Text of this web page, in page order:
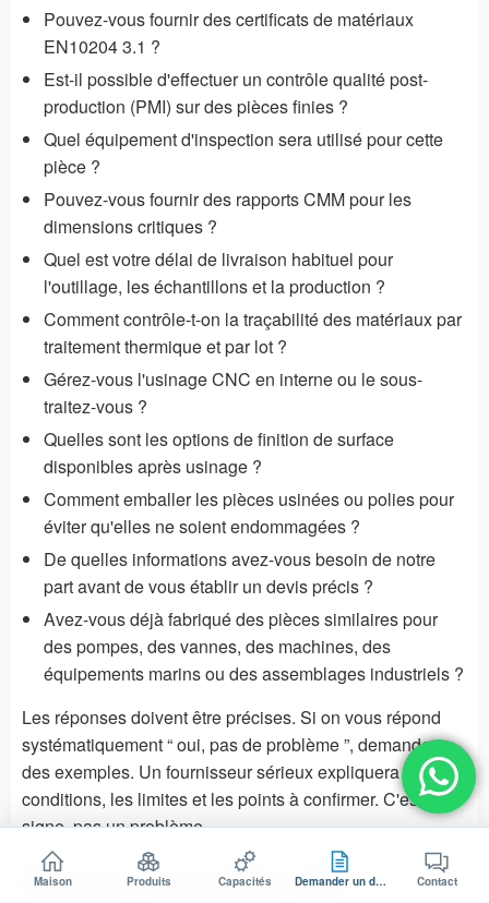
Pouvez-vous fournir des certificats de matériaux
EN10204 3.1 ?
Est-il possible d'effectuer un contrôle qualité post-
production (PMI) sur des pièces finies ?
Quel équipement d'inspection sera utilisé pour cette
pièce ?
Pouvez-vous fournir des rapports CMM pour les
dimensions critiques ?
Quel est votre délai de livraison habituel pour
l'outillage, les échantillons et la production ?
Comment contrôle-t-on la traçabilité des matériaux par
traitement thermique et par lot ?
Gérez-vous l'usinage CNC en interne ou le sous-
traitez-vous ?
Quelles sont les options de finition de surface
disponibles après usinage ?
Comment emballer les pièces usinées ou polies pour
éviter qu'elles ne soient endommagées ?
De quelles informations avez-vous besoin de notre
part avant de vous établir un devis précis ?
Avez-vous déjà fabriqué des pièces similaires pour
des pompes, des vannes, des machines, des
équipements marins ou des assemblages industriels ?
Les réponses doivent être précises. Si on vous répond
systématiquement “ oui, pas de problème ”, demandez
des exemples. Un fournisseur sérieux expliquera les
conditions, les limites et les points à confirmer. C'est bon
signe, pas un problème.
Erreurs courantes des
Maison Produits Capacités Demander un devis Contact